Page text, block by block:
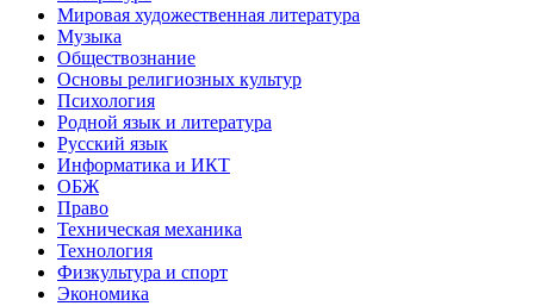
Мировая художественная литература
Музыка
Обществознание
Основы религиозных культур
Психология
Родной язык и литература
Русский язык
Информатика и ИКТ
ОБЖ
Право
Техническая механика
Технология
Физкультура и спорт
Экономика